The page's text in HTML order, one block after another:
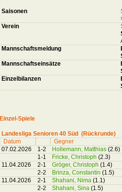
Saisonen
Verein
Mannschaftsmeldung
Mannschaftseinsätze
Einzelbilanzen
Einzel-Spiele
Landesliga Senioren 40 Süd (Rückrunde)
Datum
Gegner
07.02.2026
1-2 Hollemann, Matthias (2.6)
1-1
Fricke, Christoph (2.3)
11.04.2026
2-1 Gröger, Christoph (1.4)
2-2
Brinza, Constantin (1.5)
11.04.2026
2-1 Shahani, Nima (1.1)
2-2
Shahani, Sina (1.5)